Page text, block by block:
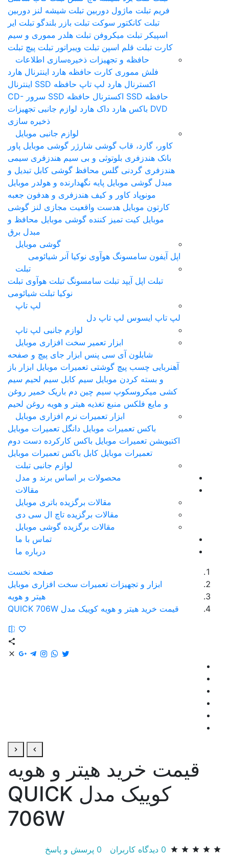
فریم تبلت ماژول دوربین تبلت شیشه لنز دوربین
تبلت کانکتور سوکت تبلت بازر بلندگو تبلت ایر
اسپیکر تبلت میکروفن تبلت هلدر مموری و سیم
کارت تبلت قلم اس‎پن تبلت ویبراتور تبلت پیچ تبلت
حافظه و تجهیزات ذخیره‌سازی اطلاعات
فلش مموری کارت حافظه هارد اینترنال هارد
اکسترنال هارد لپ تاپ حافظه SSD اینترنال
حافظه SSD اکسترنال
حافظه SSD سرور
CD-
DVD باکس هارد داک هارد لوازم جانبی تجهیزات
ذخیره سازی
لوازم جانبی موبایل
کاور، گارد، قاب گوشی شارژر گوشی موبایل پاور
بانک هندزفری بلوتوثی و بی سیم هندزفری سیمی
هندزفری گردنی گلس محافظ گوشی کابل تبدیل و
مبدل گوشی موبایل پایه نگهدارنده و هولدر موبایل
مونوپاد کاور و کیف هندزفری و هدفون جعبه
کارتون موبایل هدست واقعیت مجازی لنز گوشی
موبایل کیت تمیز کننده گوشی موبایل محافظ و
مبدل برق
گوشی موبایل
اپل آیفون سامسونگ هوآوی نوکیا آنر شیائومی
تبلت
تبلت اپل آیپد تبلت سامسونگ تبلت هوآوی تبلت
نوکیا تبلت شیائومی
لپ تاپ
لپ‌ تاپ ایسوس لپ تاپ دل
لوازم جانبی لپ تاپ
ابزار تعمیر سخت افزاری موبایل
شابلون آی سی پنس ابزار جای پیچ و صفحه
آهنربایی چسب پیچ گوشتی تعمیرات موبایل ابزار باز
و بسته کردن موبایل سیم کابل سیم لحیم سیم
کشی ميکروسکوپ سیم چین دم باریک خمیر روغن
و مایع فلکس منبع تغذیه هیتر و هویه روغن لحیم
ابزار تعمیرات نرم افزاری موبایل
باکس تعمیرات موبایل دانگل تعمیرات موبایل
اکتیویشن تعمیرات موبایل باکس کارکرده دست دوم
تعمیرات موبایل کابل باکس تعمیرات موبایل
لوازم جانبی تبلت
محصولات بر اساس برند و مدل
مقالات
مقالات برگزیده باتری موبایل
مقالات برگزیده تاچ ال سی دی
مقالات برگزیده گوشی موبایل
تماس با ما
درباره ما
صفحه نخست
ابزار و تجهیزات تعمیرات سخت افزاری موبایل
هیتر و هویه
قیمت خرید هیتر و هویه کوییک مدل QUICK 706W
قیمت خرید هیتر و هویه
کوییک مدل QUICK
706W
0 دیدگاه کاربران 0 پرسش و پاسخ